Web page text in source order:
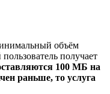
объём
получает
100 МБ на
раньше, то услуга